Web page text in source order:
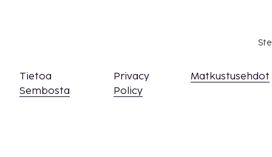
Tietoa
Sembosta
Privacy
Policy
Matkustusehdot